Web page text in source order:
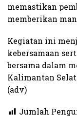
memastikan
memberikan
Kegiatan ini
kebersamaan
bersama dalam
Kalimantan
(adv)​
Jumlah